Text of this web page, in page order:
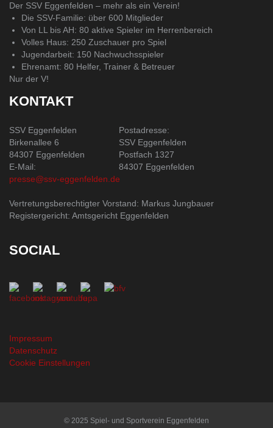
Der SSV Eggenfelden – mehr als ein Verein!
Die SSV-Familie: über 600 Mitglieder
Von LL bis AH: 80 aktive Spieler im Herrenbereich
Volles Haus: 250 Zuschauer pro Spiel
Jugendarbeit: 150 Nachwuchsspieler
Ehrenamt: 80 Helfer, Trainer & Betreuer
Nur der V!
KONTAKT
SSV Eggenfelden
Birkenallee 6
84307 Eggenfelden
E-Mail:
presse@ssv-eggenfelden.de
Postadresse:
SSV Eggenfelden
Postfach 1327
84307 Eggenfelden
Vertretungsberechtigter Vorstand: Markus Jungbauer
Registergericht: Amtsgericht Eggenfelden
SOCIAL
Impressum
Datenschutz
Cookie Einstellungen
© 2025 Spiel- und Sportverein Eggenfelden